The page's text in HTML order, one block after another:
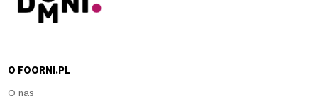
O FOORNI.PL
O nas